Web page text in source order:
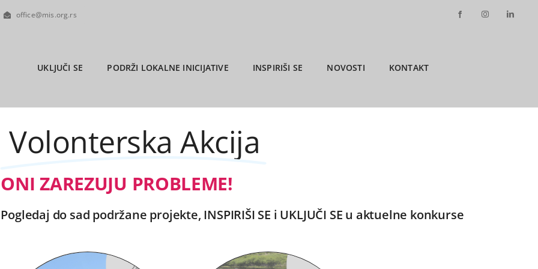
office@mis.org.rs
UKLJUČI SE PODRŽI LOKALNE INICIJATIVE INSPIRIŠI SE NOVOSTI KONTAKT
Volonterska Akcija
ONI ZAREZUJU PROBLEME!
Pogledaj do sad podržane projekte, INSPIRIŠI SE i UKLJUČI SE u aktuelne konkurse